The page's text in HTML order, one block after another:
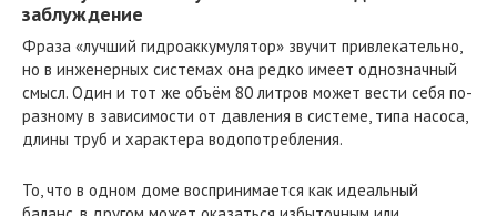
заблуждение
Фраза «лучший гидроаккумулятор» звучит привлекательно,
но в инженерных системах она редко имеет однозначный
смысл. Один и тот же объём 80 литров может вести себя по-
разному в зависимости от давления в системе, типа насоса,
длины труб и характера водопотребления.
То, что в одном доме воспринимается как идеальный